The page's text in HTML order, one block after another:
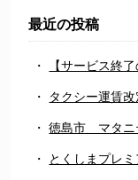
最近の投稿
【サービス終
タクシー運賃
徳島市 マタニ
とくしまプレ